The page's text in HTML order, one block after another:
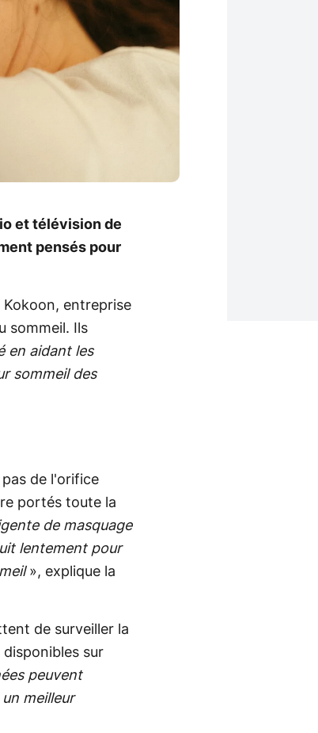
et télévision de
pensés pour
Kokoon, entreprise
sommeil. Ils
en aidant les
sommeil des
de l'orifice
portés toute la
de masquage
lentement pour
», explique la
de surveiller la
sur
peuvent
meilleur